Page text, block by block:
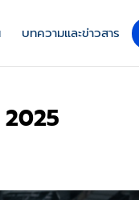
บทความและข่าวสาร